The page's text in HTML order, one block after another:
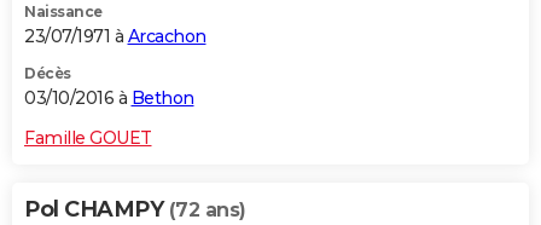
Naissance
23/07/1971 à Arcachon
Décès
03/10/2016 à Bethon
Famille GOUET
Pol CHAMPY (72 ans)